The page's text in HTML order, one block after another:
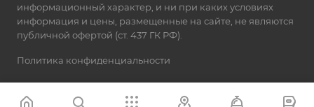
информационный характер, и ни при каких условиях
информация и цены, размещенные на сайте, не являются
публичной офертой (ст. 437 ГК РФ).
Политика конфиденциальности